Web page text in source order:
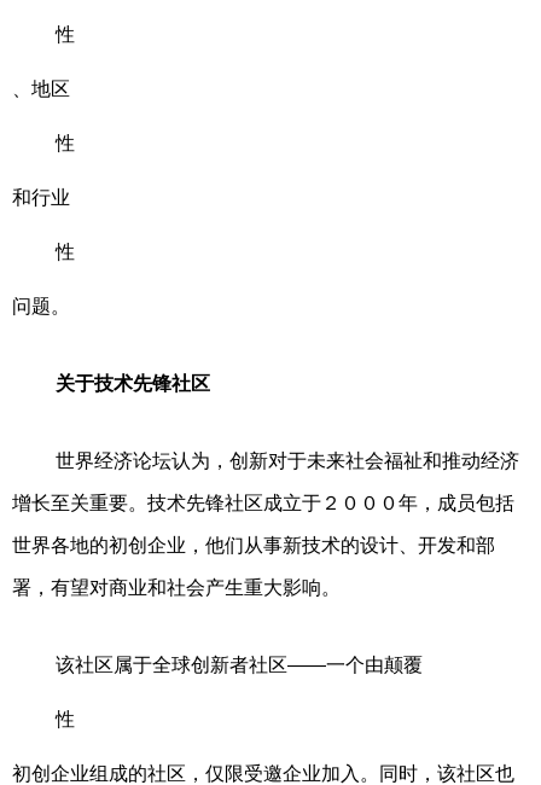
性
、地区
性
和行业
性
问题。
关于技术先锋社区
世界经济论坛认为，创新对于未来社会福祉和推动经济
增长至关重要。技术先锋社区成立于２０００年，成员包括
世界各地的初创企业，他们从事新技术的设计、开发和部
署，有望对商业和社会产生重大影响。
该社区属于全球创新者社区——一个由颠覆
性
初创企业组成的社区，仅限受邀企业加入。同时，该社区也